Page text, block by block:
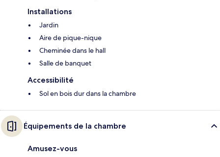
Installations
Jardin
Aire de pique-nique
Cheminée dans le hall
Salle de banquet
Accessibilité
Sol en bois dur dans la chambre
Équipements de la chambre
Amusez-vous